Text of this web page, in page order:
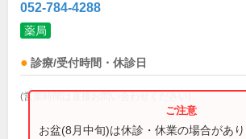
052-784-4288
薬局
診療/受付時間・休診日
(営業時間は直接お問い合わせください)
お盆(8月中旬)は休診・休業の場合があ